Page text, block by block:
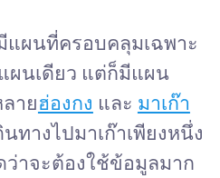
แผนที่ครอบคลุมเฉพาะ
ผนเดียว แต่ก็มีแผน
ายฮ่องกง และ มาเก๊า
ทางไปมาเก๊าเพียงหนึ่ง
าจะต้องใช้ข้อมูลมาก